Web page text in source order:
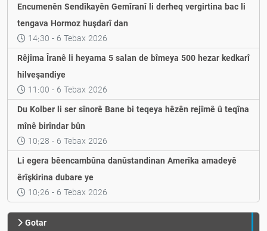
Encumenên Sendîkayên Gemîranî li derheq vergirtina bac li
tengava Hormoz huşdarî dan
14:30 - 6 Tebax 2026
Rêjîma Îranê li heyama 5 salan de bîmeya 500 hezar kedkarî
hilveşandiye
11:00 - 6 Tebax 2026
Du Kolber li ser sînorê Bane bi teqeya hêzên rejîmê û teqîna
mînê birîndar bûn
10:28 - 6 Tebax 2026
Li egera bêencambûna danûstandinan Amerîka amadeyê
êrîşkirina dubare ye
10:26 - 6 Tebax 2026
Gotar